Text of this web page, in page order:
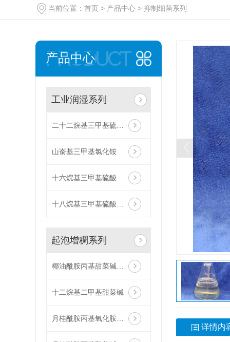
当前位置： 首页 > 产品中心 > 抑制细菌系列
PRODUCT
产品中心
工业润湿系列
二十二烷基三甲基硫酸甲酯铵
山嵛基三甲基氯化铵
十六烷基三甲基硫酸甲酯铵
十八烷基三甲基硫酸甲酯铵
起泡增稠系列
椰油酰胺丙基甜菜碱（ZJ008）
十二烷基二甲基甜菜碱
月桂酰胺丙基氧化胺（ZJ011-L）
详情内